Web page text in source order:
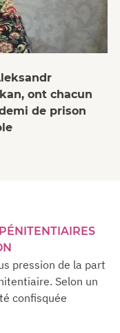
ont chacun
de prison
pression de la part
Selon un
confisquée